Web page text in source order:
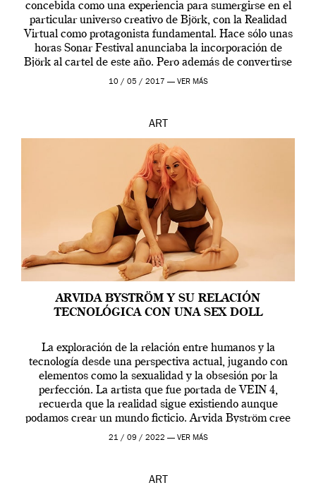
concebida como una experiencia para sumergirse en el
particular universo creativo de Björk, con la Realidad
Virtual como protagonista fundamental. Hace sólo unas
horas Sonar Festival anunciaba la incorporación de
Björk al cartel de este año. Pero además de convertirse
en una de las actuaciones más relevantes […]
10 / 05 / 2017 — VER MÁS
ART
ARVIDA BYSTRÖM Y SU RELACIÓN
TECNOLÓGICA CON UNA SEX DOLL
La exploración de la relación entre humanos y la
tecnología desde una perspectiva actual, jugando con
elementos como la sexualidad y la obsesión por la
perfección. La artista que fue portada de VEIN 4,
recuerda que la realidad sigue existiendo aunque
podamos crear un mundo ficticio. Arvida Byström cree
que los humanos tienen un complejo […]
21 / 09 / 2022 — VER MÁS
ART